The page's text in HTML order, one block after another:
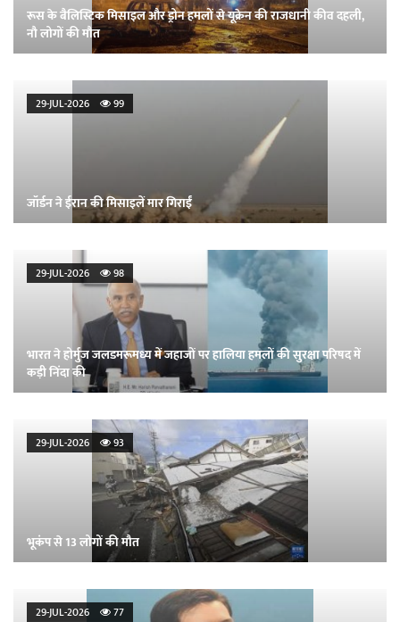
रूस के बैलिस्टिक मिसाइल और ड्रोन हमलों से यूक्रेन की राजधानी कीव दहली,
नौ लोगों की मौत
29-JUL-2026 99
जॉर्डन ने ईरान की मिसाइलें मार गिराईं
29-JUL-2026 98
भारत ने होर्मुज जलडमरूमध्य में जहाजों पर हालिया हमलों की सुरक्षा परिषद में
कड़ी निंदा की
29-JUL-2026 93
भूकंप से 13 लोगों की मौत
29-JUL-2026 77